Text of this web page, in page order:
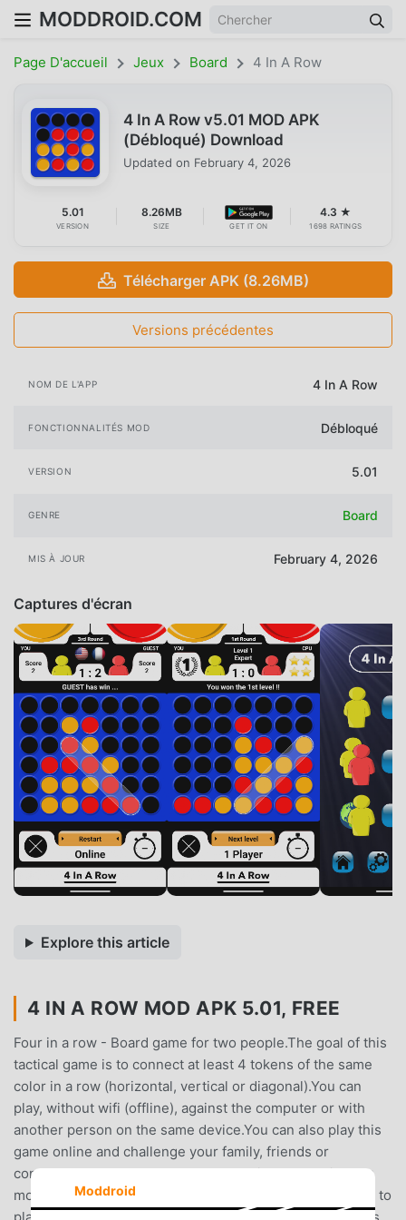
MODDROID.COM
Page D'accueil Jeux Board 4 In A Row
4 In A Row v5.01 MOD APK
(Débloqué) Download
Updated on February 4, 2026
5.01
VERSION
8.26MB
SIZE GET IT ON
4.3 ★
1698 RATINGS
Télécharger APK (8.26MB)
Versions précédentes
NOM DE L'APP 4 In A Row
FONCTIONNALITÉS MOD Débloqué
VERSION 5.01
GENRE Board
MIS À JOUR February 4, 2026
Captures d'écran
Explore this article
4 IN A ROW MOD APK 5.01, FREE
Four in a row - Board game for two people.The goal of this
tactical game is to connect at least 4 tokens of the same
color in a row (horizontal, vertical or diagonal).You can
play, without wifi (offline), against the computer or with
another person on the same device.You can also play this
game online and challenge your family, friends or
connected people around the world with the multiplayer
mode. You'll need internet connection (wifi) for this.How to
Moddroid